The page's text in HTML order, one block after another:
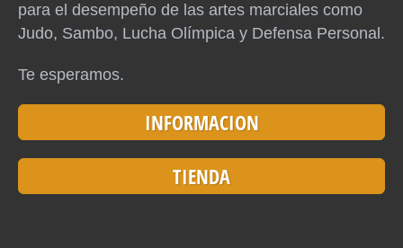
para el desempeño de las artes marciales como
Judo, Sambo, Lucha Olímpica y Defensa Personal.
Te esperamos.
INFORMACION
TIENDA